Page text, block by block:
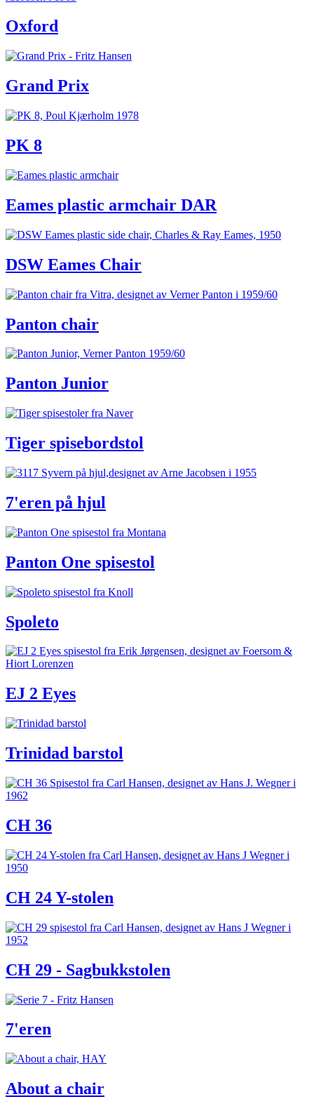
Oxford
Grand Prix
PK 8
Eames plastic armchair DAR
DSW Eames Chair
Panton chair
Panton Junior
Tiger spisebordstol
7'eren på hjul
Panton One spisestol
Spoleto
EJ 2 Eyes
Trinidad barstol
CH 36
CH 24 Y-stolen
CH 29 - Sagbukkstolen
7'eren
About a chair